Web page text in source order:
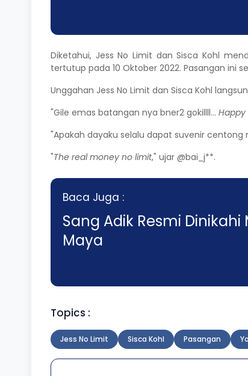
Diketahui, Jess No Limit dan Sisca Kohl
tertutup pada 10 Oktober 2022. Pasangan ini
Unggahan Jess No Limit dan Sisca Kohl
"Gile emas batangan nya bner2 gokillll...
"Apakah dayaku selalu dapat suvenir centong
"The real money no limit," ujar @bai_j**.
Baca Juga :
Sang Adik Resmi
Maya
Topics :
Jess No Limit Sisca Kohl Pasangan